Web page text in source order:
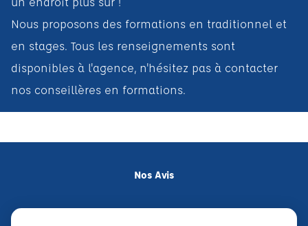
Nous proposons des formations en traditionnel et
en stages. Tous les renseignements sont
disponibles à l'agence, n'hésitez pas à contacter
nos conseillères en formations.
Nos Avis